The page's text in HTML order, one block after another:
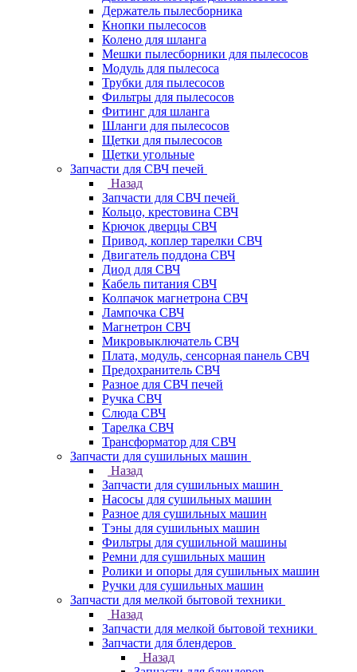
Держатель пылесборника
Кнопки пылесосов
Колено для шланга
Мешки пылесборники для пылесосов
Модуль для пылесоса
Трубки для пылесосов
Фильтры для пылесосов
Фитинг для шланга
Шланги для пылесосов
Щетки для пылесосов
Щетки угольные
Запчасти для СВЧ печей
Назад
Запчасти для СВЧ печей
Кольцо, крестовина СВЧ
Крючок дверцы СВЧ
Привод, коплер тарелки СВЧ
Двигатель поддона СВЧ
Диод для СВЧ
Кабель питания СВЧ
Колпачок магнетрона СВЧ
Лампочка СВЧ
Магнетрон СВЧ
Микровыключатель СВЧ
Плата, модуль, сенсорная панель СВЧ
Предохранитель СВЧ
Разное для СВЧ печей
Ручка СВЧ
Слюда СВЧ
Тарелка СВЧ
Трансформатор для СВЧ
Запчасти для сушильных машин
Назад
Запчасти для сушильных машин
Насосы для сушильных машин
Разное для сушильных машин
Тэны для сушильных машин
Фильтры для сушильной машины
Ремни для сушильных машин
Ролики и опоры для сушильных машин
Ручки для сушильных машин
Запчасти для мелкой бытовой техники
Назад
Запчасти для мелкой бытовой техники
Запчасти для блендеров
Назад